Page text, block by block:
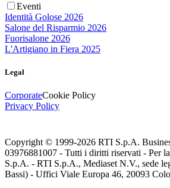
Eventi
Identità Golose 2026
Salone del Risparmio 2026
Fuorisalone 2026
L'Artigiano in Fiera 2025
Legal
CorporateCookie Policy
Privacy Policy
Copyright © 1999-2026 RTI S.p.A.
03976881007 - Tutti i diritti riservati - Per
S.p.A. - RTI S.p.A., Mediaset N.V., sede
Bassi) - Uffici Viale Europa 46, 20093